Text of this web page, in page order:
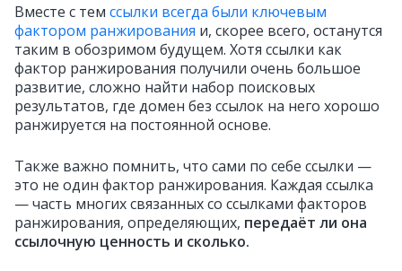
Вместе с тем ссылки всегда были ключевым
фактором ранжирования и, скорее всего, останутся
таким в обозримом будущем. Хотя ссылки как
фактор ранжирования получили очень большое
развитие, сложно найти набор поисковых
результатов, где домен без ссылок на него хорошо
ранжируется на постоянной основе.
Также важно помнить, что сами по себе ссылки —
это не один фактор ранжирования. Каждая ссылка
— часть многих связанных со ссылками факторов
ранжирования, определяющих, передаёт ли она
ссылочную ценность и сколько.